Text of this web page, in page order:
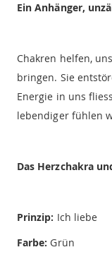
Ein Anhänger,
Chakren helfen,
bringen. Sie
Energie in uns
lebendiger fühlen
Das Herzchakra
Prinzip: Ich liebe
Farbe: Grün